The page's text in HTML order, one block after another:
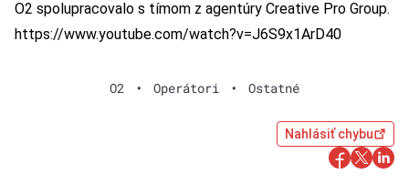
O2 spolupracovalo s tímom z agentúry Creative Pro Group.
https://www.youtube.com/watch?v=J6S9x1ArD40
O2 • Operátori • Ostatné
Nahlásiť chybu